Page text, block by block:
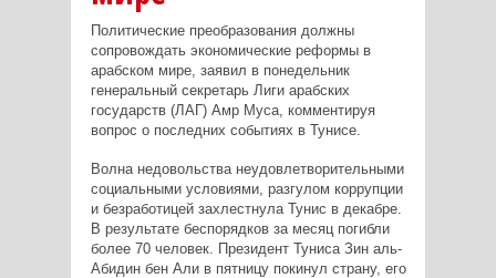
Политические преобразования должны
сопровождать экономические реформы в
арабском мире, заявил в понедельник
генеральный секретарь Лиги арабских
государств (ЛАГ) Амр Муса, комментируя
вопрос о последних событиях в Тунисе.
Волна недовольства неудовлетворительными
социальными условиями, разгулом коррупции
и безработицей захлестнула Тунис в декабре.
В результате беспорядков за месяц погибли
более 70 человек. Президент Туниса Зин аль-
Абидин бен Али в пятницу покинул страну, его